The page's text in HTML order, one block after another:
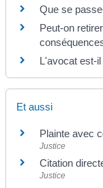
Que se
Peut-on
L'avocat est-
Et aussi
Plainte avec
Justice
Citation
Justice